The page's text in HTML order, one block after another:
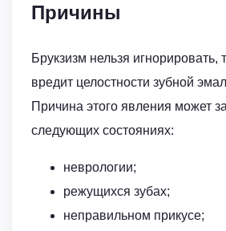
Причины
Брукзизм нельзя игнорировать,
вредит целостности зубной
Причина этого явления может
следующих состояниях:
неврологии;
режущихся зубах;
неправильном прикусе;